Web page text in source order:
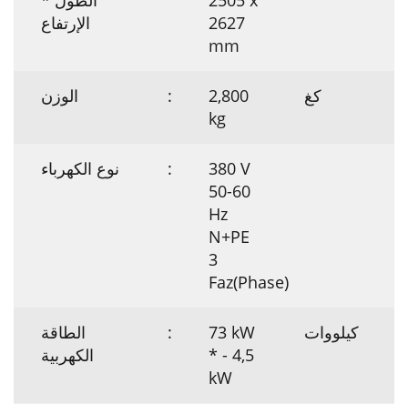
الإرتفاع
2627
mm
الوزن :
2,800
kg
كغ
نوع الكهرباء :
380 V
50-60
Hz
N+PE
3
Faz(Phase)
الطاقة
الكهربية
:
73 kW
* - 4,5
kW
كيلووات